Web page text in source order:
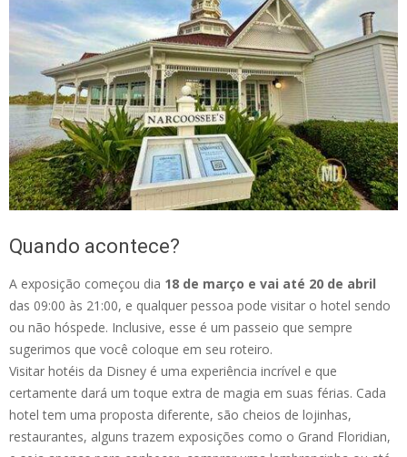
Quando acontece?
A exposição começou dia 18 de março e vai até 20 de abril
das 09:00 às 21:00, e qualquer pessoa pode visitar o hotel sendo
ou não hóspede. Inclusive, esse é um passeio que sempre
sugerimos que você coloque em seu roteiro.
Visitar hotéis da Disney é uma experiência incrível e que
certamente dará um toque extra de magia em suas férias. Cada
hotel tem uma proposta diferente, são cheios de lojinhas,
restaurantes, alguns trazem exposições como o Grand Floridian,